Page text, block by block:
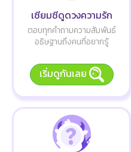
เซียมซีดูดวงความรัก
ตอบทุกคำถามความสัมพันธ์
อธิษฐานถึงคนที่อยากรู้
เริ่มดูกันเลย